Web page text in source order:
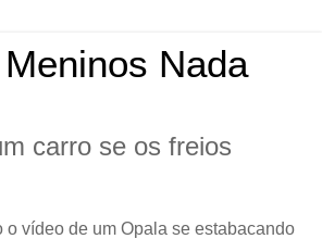
Nada
carro se os freios
o vídeo de um Opala se estabacando